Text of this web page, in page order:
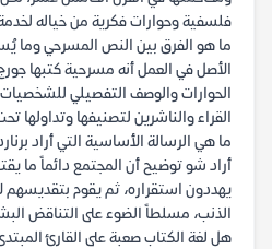
فلسفية وحوارات فكرية من خياله لخدمة
ما هو الفرق بين النص المسرحي وما
الأصل في العمل أنه مسرحية كتبها
الحوارات والوصف التفصيلي للشخصيات
القراء والناشرين لتصنيفها وتداولها
ما هي الرسالة الأساسية التي أراد
أراد شو توضيح أن المجتمع دائماً ما
يهددون استقراره، ثم يقوم بتقديسهم
الذنب، مسلطاً الضوء على التناقض
هل لغة الكتاب صعبة على القارئ